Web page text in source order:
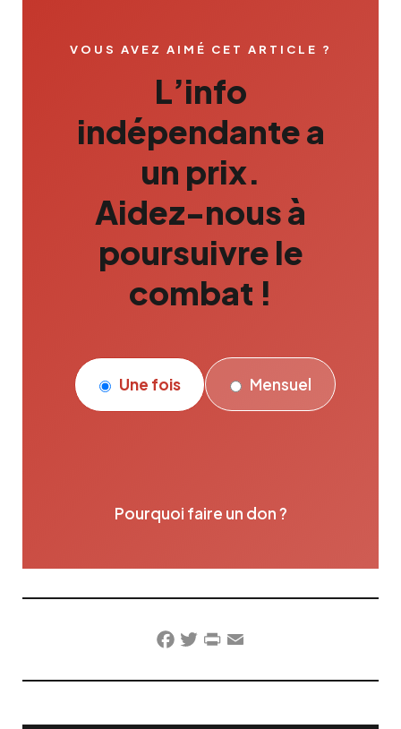
VOUS AVEZ AIMÉ CET ARTICLE ?
L’info
indépendante a
un prix.
Aidez-nous à
poursuivre le
combat !
Une fois Mensuel
Pourquoi faire un don ?
Facebook
TwitterPrintFriendly
Email